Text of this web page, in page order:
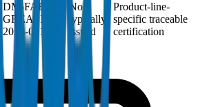
DM-FAB-
GREASE-
2024-001
Not
typically
issued
Product-line-
specific traceable
certification